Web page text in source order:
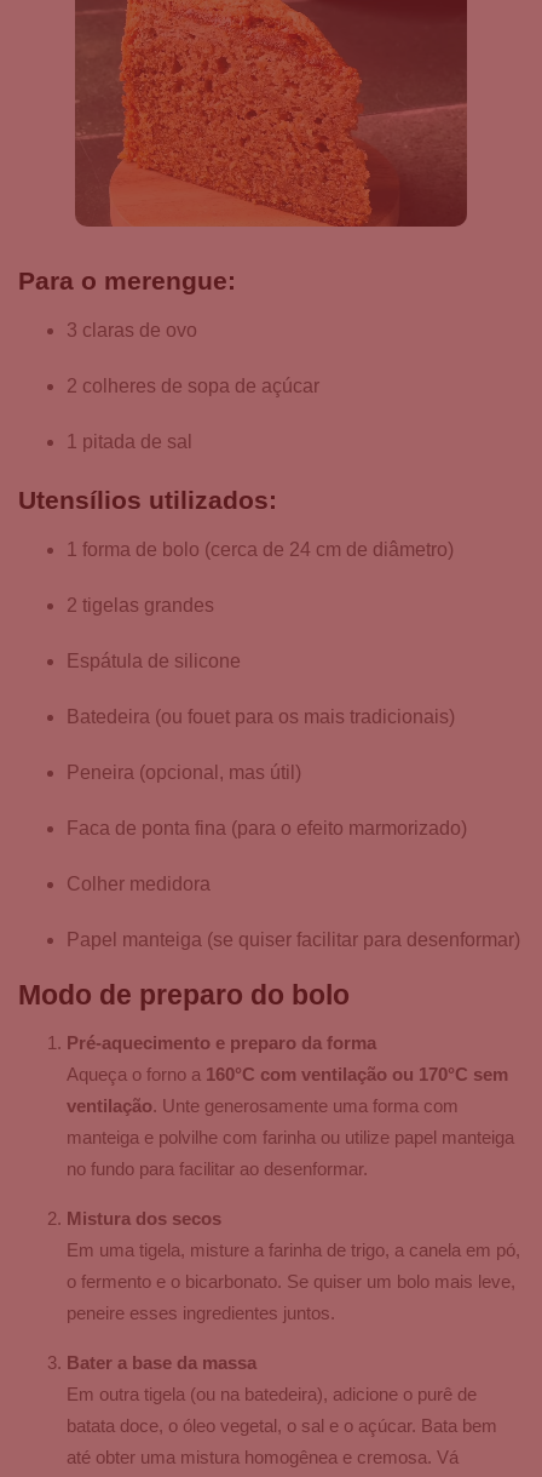
Para o merengue:
3 claras de ovo
2 colheres de sopa de açúcar
1 pitada de sal
Utensílios utilizados:
1 forma de bolo (cerca de 24 cm de diâmetro)
2 tigelas grandes
Espátula de silicone
Batedeira (ou fouet para os mais tradicionais)
Peneira (opcional, mas útil)
Faca de ponta fina (para o efeito marmorizado)
Colher medidora
Papel manteiga (se quiser facilitar para desenformar)
Modo de preparo do bolo
Pré-aquecimento e preparo da forma
Aqueça o forno a 160°C com ventilação ou 170°C sem
ventilação. Unte generosamente uma forma com
manteiga e polvilhe com farinha ou utilize papel manteiga
no fundo para facilitar ao desenformar.
Mistura dos secos
Em uma tigela, misture a farinha de trigo, a canela em pó,
o fermento e o bicarbonato. Se quiser um bolo mais leve,
peneire esses ingredientes juntos.
Bater a base da massa
Em outra tigela (ou na batedeira), adicione o purê de
batata doce, o óleo vegetal, o sal e o açúcar. Bata bem
até obter uma mistura homogênea e cremosa. Vá